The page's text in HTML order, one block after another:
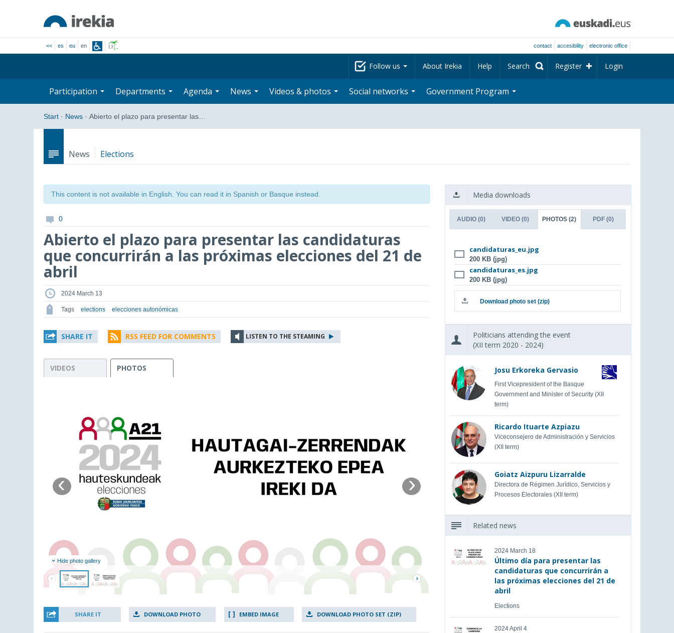
<< es eu en contact accesibility electronic office
Follow us About Irekia Help Search Register Login
Participation Departments Agenda News Videos & photos Social networks Government Program
Start · News · Abierto el plazo para presentar las…
News Elections
This content is not available in English. You can read it in Spanish or Basque instead.
0
Abierto el plazo para presentar las candidaturas
que concurrirán a las próximas elecciones del 21 de
abril
2024 March 13
Tags elections elecciones autonómicas
SHARE IT RSS FEED FOR COMMENTS LISTEN TO THE STEAMING
VIDEOS PHOTOS
‹ ›
Hide photo gallery
SHARE IT DOWNLOAD PHOTO EMBED IMAGE DOWNLOAD PHOTO SET (ZIP)
Media downloads
AUDIO(0) VIDEO(0) PHOTOS (2) PDF (0)
candidaturas_eu.jpg
200 KB (jpg)
candidaturas_es.jpg
200 KB (jpg)
Download photo set (zip)
Politicians attending the event
(XII term 2020 - 2024)
Josu Erkoreka Gervasio
First Vicepresident of the Basque
Government and Minister of Security (XII
term)
Ricardo Ituarte Azpiazu
Viceconsejero de Administración y Servicios
(XII term)
Goiatz Aizpuru Lizarralde
Directora de Régimen Jurídico, Servicios y
Procesos Electorales (XII term)
Related news
2024 March 18
Último día para presentar las
candidaturas que concurrirán a
las próximas elecciones del 21 de
abril
Elections
2024 April 4